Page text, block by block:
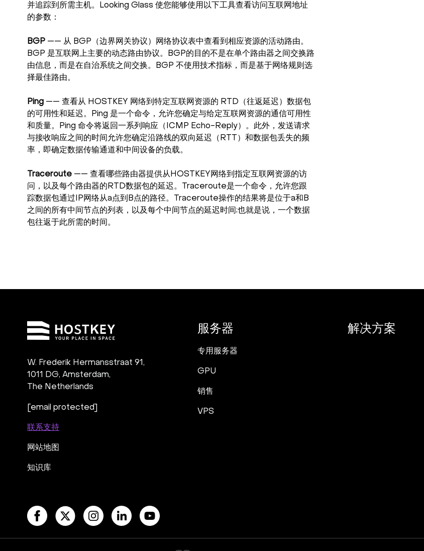
并追踪到所需主机。Looking Glass 使您能够使用以下工具查看访问互联网地址
的参数：
BGP —— 从 BGP（边界网关协议）网络协议表中查看到相应资源的活动路由。
BGP 是互联网上主要的动态路由协议。BGP的目的不是在单个路由器之间交换路
由信息，而是在自治系统之间交换。BGP 不使用技术指标，而是基于网络规则选
择最佳路由。
Ping —— 查看从 HOSTKEY 网络到特定互联网资源的 RTD（往返延迟）数据包
的可用性和延迟。Ping 是一个命令，允许您确定与给定互联网资源的通信可用性
和质量。Ping 命令将返回一系列响应（ICMP Echo-Reply）。此外，发送请求
与接收响应之间的时间允许您确定沿路线的双向延迟（RTT）和数据包丢失的频
率，即确定数据传输通道和中间设备的负载。
Traceroute —— 查看哪些路由器提供从HOSTKEY网络到指定互联网资源的访
问，以及每个路由器的RTD数据包的延迟。Traceroute是一个命令，允许您跟
踪数据包通过IP网络从a点到B点的路径。Traceroute操作的结果将是位于a和B
之间的所有中间节点的列表，以及每个中间节点的延迟时间;也就是说，一个数据
包往返于此所需的时间。
W. Frederik Hermansstraat 91,
1011 DG, Amsterdam,
The Netherlands
[email protected]
联系支持
网站地图
知识库
服务器
专用服务器
GPU
销售
VPS
解决方案